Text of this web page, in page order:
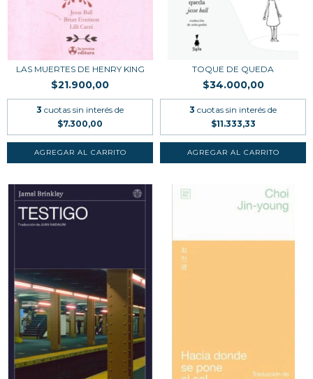
LAS MUERTES DE HENRY KING
$21.900,00
3 cuotas sin interés de
$7.300,00
TOQUE DE QUEDA
$34.000,00
3 cuotas sin interés de
$11.333,33